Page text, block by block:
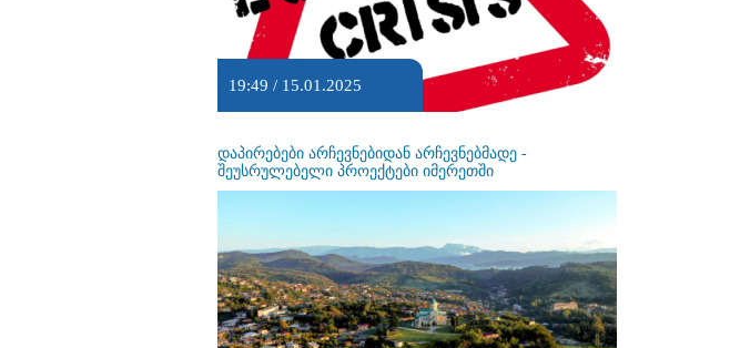
19:49 / 15.01.2025
დაპირებები არჩევნებიდან არჩევნებმადე -
შეუსრულებელი პროექტები იმერეთში